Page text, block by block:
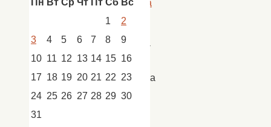
Покровка
Наконец-
то
наступила
зима.
Пн Вт Ср Чт Пт Сб Вс
1
2
3
4 5 6 7 8
9
10 11 12 13 14 15 16
17 18 19 20 21 22 23
24 25 26 27 28 29 30
31